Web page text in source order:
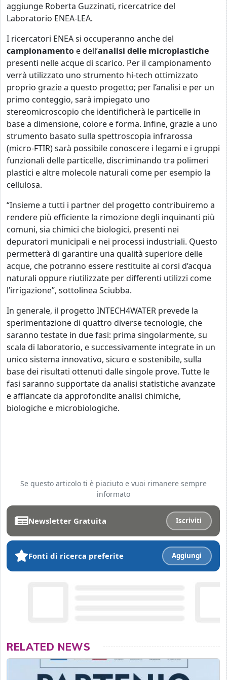
aggiunge Roberta Guzzinati, ricercatrice del
Laboratorio ENEA-LEA.
I ricercatori ENEA si occuperanno anche del
campionamento e dell’analisi delle microplastiche
presenti nelle acque di scarico. Per il campionamento
verrà utilizzato uno strumento hi-tech ottimizzato
proprio grazie a questo progetto; per l’analisi e per un
primo conteggio, sarà impiegato uno
stereomicroscopio che identificherà le particelle in
base a dimensione, colore e forma. Infine, grazie a uno
strumento basato sulla spettroscopia infrarossa
(micro-FTIR) sarà possibile conoscere i legami e i gruppi
funzionali delle particelle, discriminando tra polimeri
plastici e altre molecole naturali come per esempio la
cellulosa.
“Insieme a tutti i partner del progetto contribuiremo a
rendere più efficiente la rimozione degli inquinanti più
comuni, sia chimici che biologici, presenti nei
depuratori municipali e nei processi industriali. Questo
permetterà di garantire una qualità superiore delle
acque, che potranno essere restituite ai corsi d’acqua
naturali oppure riutilizzate per differenti utilizzi come
l’irrigazione”, sottolinea Sciubba.
In generale, il progetto INTECH4WATER prevede la
sperimentazione di quattro diverse tecnologie, che
saranno testate in due fasi: prima singolarmente, su
scala di laboratorio, e successivamente integrate in un
unico sistema innovativo, sicuro e sostenibile, sulla
base dei risultati ottenuti dalle singole prove. Tutte le
fasi saranno supportate da analisi statistiche avanzate
e affiancate da approfondite analisi chimiche,
biologiche e microbiologiche.
Se questo articolo ti è piaciuto e vuoi rimanere sempre
informato
Newsletter Gratuita Iscriviti
Fonti di ricerca preferite Aggiungi
RELATED NEWS